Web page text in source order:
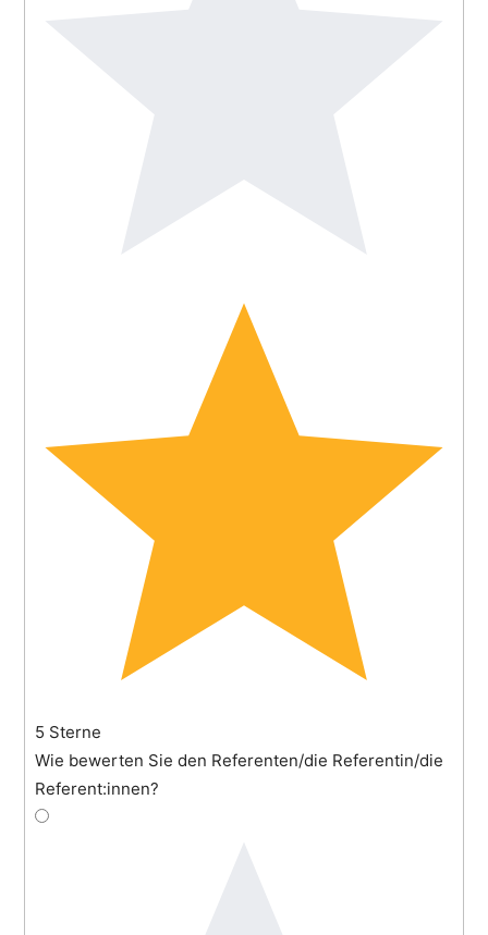
5 Sterne
Wie bewerten Sie den Referenten/die Referentin/die
Referent:innen?